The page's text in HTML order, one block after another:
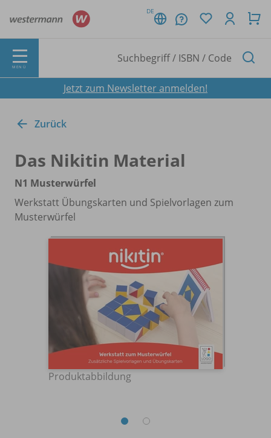
DE
MENÜ
Jetzt zum Newsletter anmelden!
Zurück
Das Nikitin Material
N1 Musterwürfel
Werkstatt Übungskarten und Spielvorlagen zum
Musterwürfel
Produktabbildung